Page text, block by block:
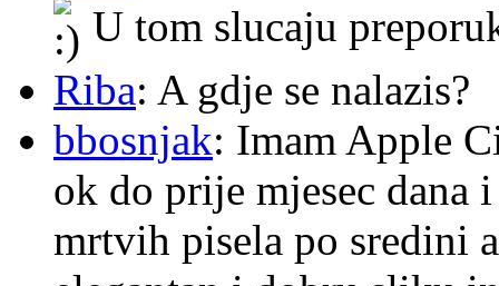
U tom slucaju
Riba: A gdje se nalazis?
bbosnjak: Imam Apple
ok do prije mjesec dana
mrtvih pisela po sredini